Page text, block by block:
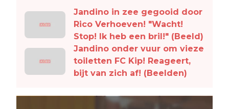
Jandino in zee gegooid door
Rico Verhoeven! "Wacht!
Stop! Ik heb een bril!" (Beeld)
Jandino onder vuur om vieze
toiletten FC Kip! Reageert,
bijt van zich af! (Beelden)